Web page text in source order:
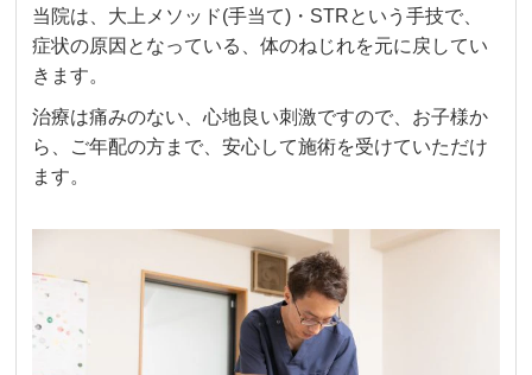
当院は、大上メソッド(手当て)・STRという手技で、
症状の原因となっている、体のねじれを元に戻してい
きます。
治療は痛みのない、心地良い刺激ですので、お子様か
ら、ご年配の方まで、安心して施術を受けていただけ
ます。